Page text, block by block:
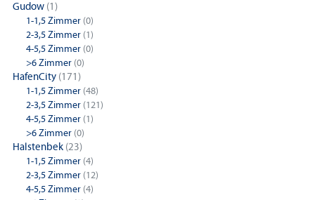
Gudow (1)
1-1,5 Zimmer (0)
2-3,5 Zimmer (1)
4-5,5 Zimmer (0)
>6 Zimmer (0)
HafenCity (171)
1-1,5 Zimmer (48)
2-3,5 Zimmer (121)
4-5,5 Zimmer (1)
>6 Zimmer (0)
Halstenbek (23)
1-1,5 Zimmer (4)
2-3,5 Zimmer (12)
4-5,5 Zimmer (4)